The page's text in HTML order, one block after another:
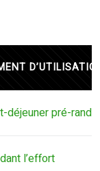
déjeuner pré-rando
l’effort